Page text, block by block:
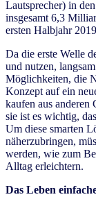
Lautsprecher) in
insgesamt 6,3
ersten Halbjahr
Da die erste Welle
und nutzen,
Möglichkeiten, die
Konzept auf ein
kaufen aus anderen
sie ist es wichtig,
Um diese smarten
näherzubringen,
werden, wie zum
Alltag erleichtern.
Das Leben